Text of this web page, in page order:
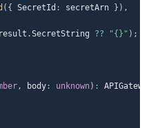
( { SecretId : secretArn } ) ,
result .SecretString ?? "{}" ) ;
, body : unknown) :